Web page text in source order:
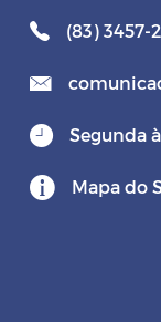
(83) 3457-
Segunda
Mapa do